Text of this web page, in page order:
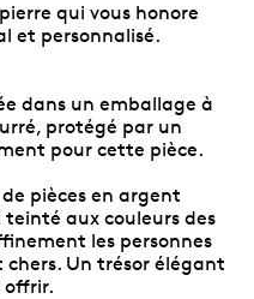
qui vous honore
et personnalisé.
dans un emballage à
protégé par un
pour cette pièce.
pièces en argent
teinté aux couleurs des
les personnes
Un trésor élégant
offrir.